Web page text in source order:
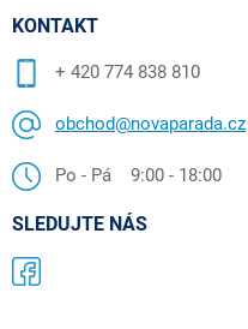
KONTAKT
+ 420 774 838 810
obchod@novaparada.cz
Po - Pá 9:00 - 18:00
SLEDUJTE NÁS